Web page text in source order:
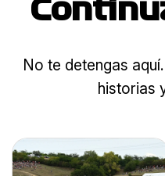
No te detengas
historias